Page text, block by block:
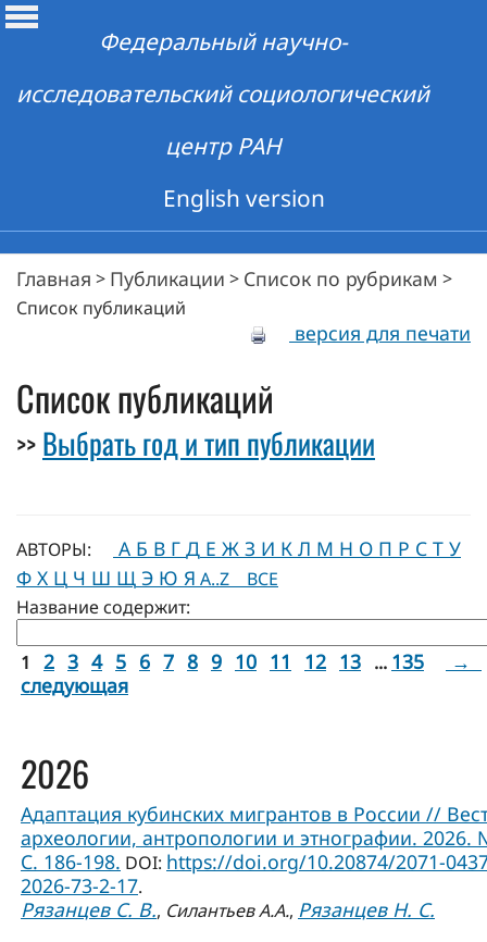
Федеральный научно-
исследовательский социологический
центр РАН
English version
Главная > Публикации > Список по рубрикам >
Список публикаций
версия для печати
Список публикаций
>>Выбрать год и тип публикации
АВТОРЫ: А Б В Г Д Е Ж З И К Л М Н О П Р С Т У
Ф Х Ц Ч Ш Щ Э Ю Я A..Z ВСЕ
Название содержит:
1 2 3 4 5 6 7 8 9 10 11 12 13 ... 135
→
следующая
2026
Адаптация кубинских мигрантов в России //
археологии, антропологии и этнографии. 2026.
С. 186-198. DOI: https://doi.org/10.20874/2071-
2026-73-2-17.
Рязанцев С. В., Силантьев А.А., Рязанцев Н. С.